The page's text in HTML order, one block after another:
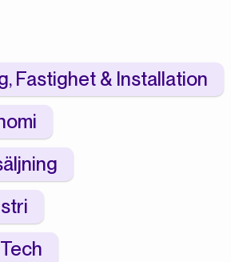
Fastighet & Installation